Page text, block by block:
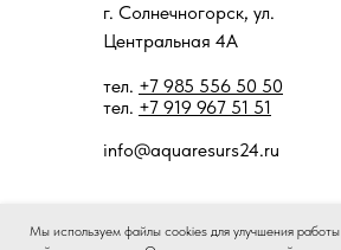
г. Солнечногорск, ул.
Центральная 4А
тел. +7 985 556 50 50
тел. +7 919 967 51 51
info@aquaresurs24.ru
Мы используем файлы cookies для улучшения работы